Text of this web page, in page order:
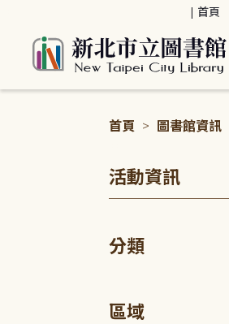
首頁
首頁 > 圖書館資訊
活動資訊
分類
區域